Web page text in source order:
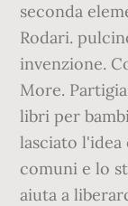
seconda
Rodari.
invenzione.
More.
libri per
lasciato l'idea
comuni e lo
aiuta a